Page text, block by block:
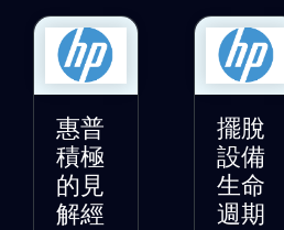
惠普
積極
的見
解經
擺脫
設備
生命
週期